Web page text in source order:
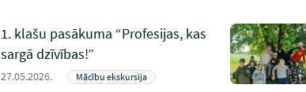
1. klašu pasākuma “Profesijas, kas
sargā dzīvības!”
27.05.2026. Mācību ekskursija